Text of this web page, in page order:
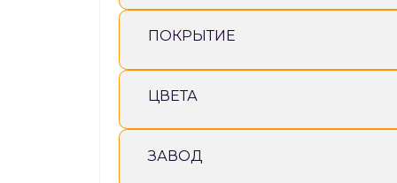
ПОКРЫТИЕ
ЦВЕТА
ЗАВОД